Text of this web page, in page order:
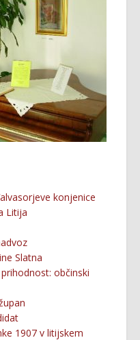
konjenice
Litija
Slatna
občinski
1907 v litijskem